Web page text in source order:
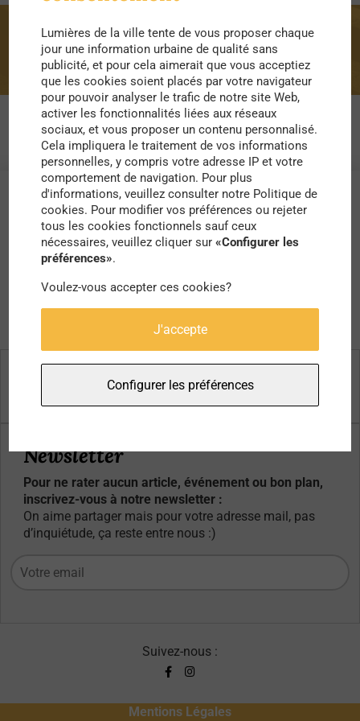
Emmanuel Dockès
Newsletter
Pour ne rater aucun article, événement ou bon plan,
inscrivez-vous à notre newsletter :
On aime partager mais pour votre adresse mail, pas
d’inquiétude, ça reste entre nous :)
Suivez-nous :
Mentions Légales
Lumières de la ville tente de vous proposer chaque
jour une information urbaine de qualité sans
publicité, et pour cela aimerait que vous acceptiez
que les cookies soient placés par votre navigateur
pour pouvoir analyser le trafic de notre site Web,
activer les fonctionnalités liées aux réseaux
sociaux, et vous proposer un contenu personnalisé.
Cela impliquera le traitement de vos informations
personnelles, y compris votre adresse IP et votre
comportement de navigation. Pour plus
d'informations, veuillez consulter notre Politique de
cookies. Pour modifier vos préférences ou rejeter
tous les cookies fonctionnels sauf ceux
nécessaires, veuillez cliquer sur«Configurer les
préférences».
Voulez-vous accepter ces cookies?
J'accepte
Configurer les préférences